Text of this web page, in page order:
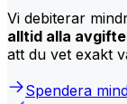
Vi debiterar
alltid alla
att du vet exakt
Spendera